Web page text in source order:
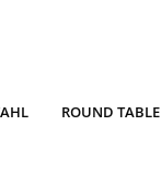
ROUND TABLE